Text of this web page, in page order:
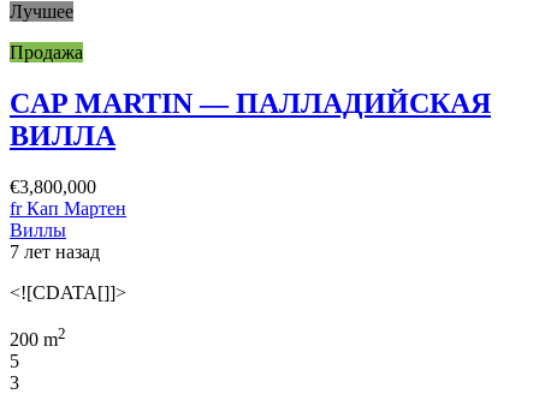
Лучшее
Продажа
CAP MARTIN — ПАЛЛАДИЙСКАЯ
ВИЛЛА
€3,800,000
fr Кап Мартен
Виллы
7 лет назад
<![CDATA[]]>
200 m2
5
3